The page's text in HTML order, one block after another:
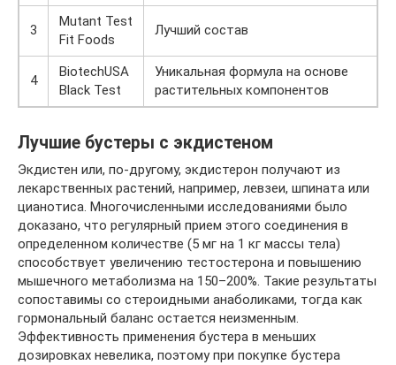
3
Mutant Test
Fit Foods
Лучший состав
4
BiotechUSA
Black Test
Уникальная формула на основе
растительных компонентов
Лучшие бустеры с экдистеном
Экдистен или, по-другому, экдистерон получают из
лекарственных растений, например, левзеи, шпината или
цианотиса. Многочисленными исследованиями было
доказано, что регулярный прием этого соединения в
определенном количестве (5 мг на 1 кг массы тела)
способствует увеличению тестостерона и повышению
мышечного метаболизма на 150–200%. Такие результаты
сопоставимы со стероидными анаболиками, тогда как
гормональный баланс остается неизменным.
Эффективность применения бустера в меньших
дозировках невелика, поэтому при покупке бустера